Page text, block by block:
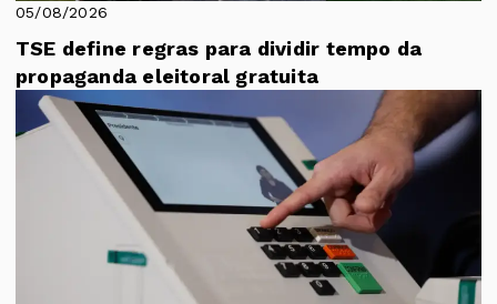
05/08/2026
TSE define regras para dividir tempo da
propaganda eleitoral gratuita